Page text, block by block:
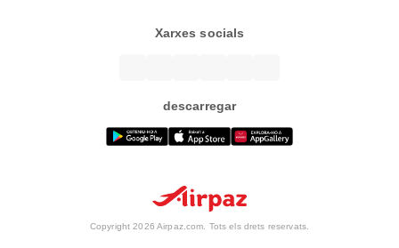
Xarxes socials
descarregar
Copyright 2026 Airpaz.com. Tots els drets reservats.